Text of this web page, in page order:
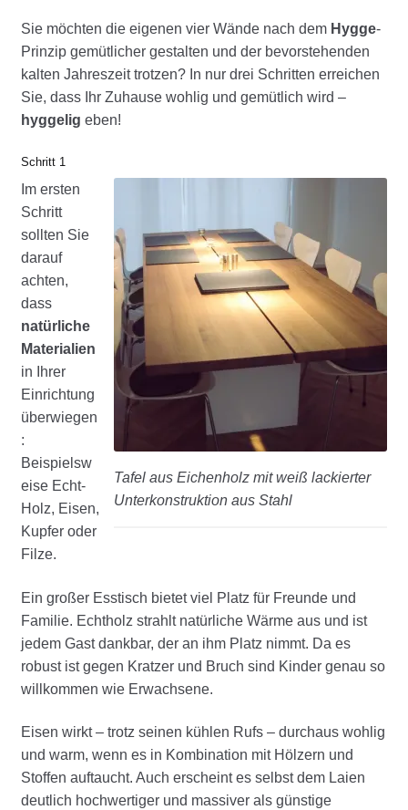
Sie möchten die eigenen vier Wände nach dem Hygge-
Prinzip gemütlicher gestalten und der bevorstehenden
kalten Jahreszeit trotzen? In nur drei Schritten erreichen
Sie, dass Ihr Zuhause wohlig und gemütlich wird –
hyggelig eben!
Schritt 1
Tafel aus Eichenholz mit weiß lackierter
Unterkonstruktion aus Stahl
Im ersten
Schritt
sollten Sie
darauf
achten,
dass
natürliche
Materialien
in Ihrer
Einrichtung
überwiegen
:
Beispielsw
eise Echt-
Holz, Eisen,
Kupfer oder
Filze.
Ein großer Esstisch bietet viel Platz für Freunde und
Familie. Echtholz strahlt natürliche Wärme aus und ist
jedem Gast dankbar, der an ihm Platz nimmt. Da es
robust ist gegen Kratzer und Bruch sind Kinder genau so
willkommen wie Erwachsene.
Eisen wirkt – trotz seinen kühlen Rufs – durchaus wohlig
und warm, wenn es in Kombination mit Hölzern und
Stoffen auftaucht. Auch erscheint es selbst dem Laien
deutlich hochwertiger und massiver als günstige